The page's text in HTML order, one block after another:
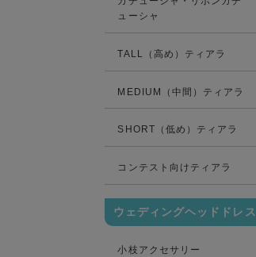
ューシャ
TALL（高め）ティアラ
MEDIUM（中間）ティアラ
SHORT（低め）ティアラ
コンテスト向けティアラ
ウェディングヘッドドレス
小枝アクセサリー